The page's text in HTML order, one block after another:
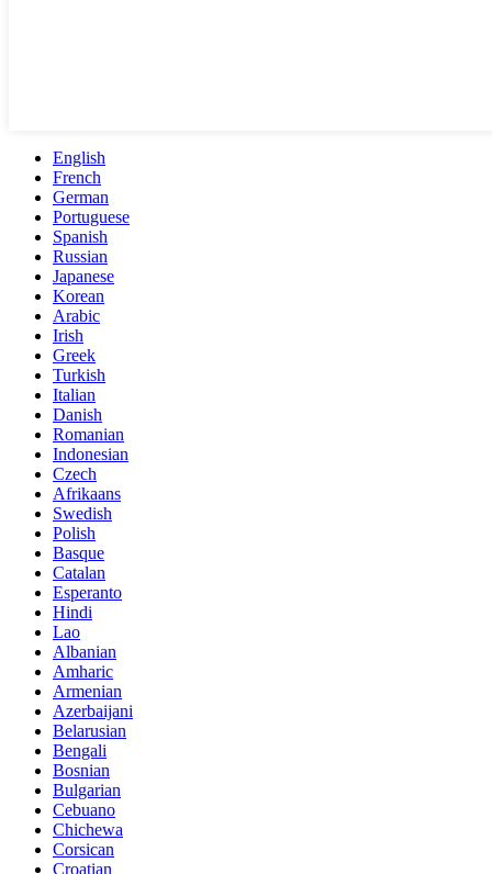
English
French
German
Portuguese
Spanish
Russian
Japanese
Korean
Arabic
Irish
Greek
Turkish
Italian
Danish
Romanian
Indonesian
Czech
Afrikaans
Swedish
Polish
Basque
Catalan
Esperanto
Hindi
Lao
Albanian
Amharic
Armenian
Azerbaijani
Belarusian
Bengali
Bosnian
Bulgarian
Cebuano
Chichewa
Corsican
Croatian